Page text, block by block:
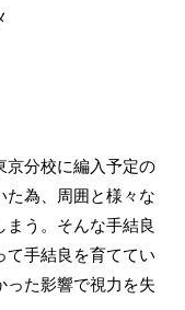
京分校に編入予定の
た為、周囲と様々な
まう。そんな手結良
て手結良を育ててい
った影響で視力を失